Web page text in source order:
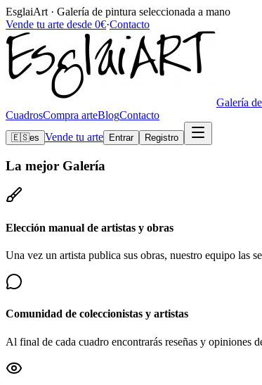
EsglaiArt · Galería de pintura seleccionada a mano
Vende tu arte desde 0€·Contacto
Galería
CuadrosCompra arteBlogContacto
🇪🇸es Vende tu arte Entrar Registro
La mejor Galería
Elección manual de artistas y obras
Una vez un artista publica sus obras, nuestro equipo las
Comunidad de coleccionistas y artistas
Al final de cada cuadro encontrarás reseñas y opiniones